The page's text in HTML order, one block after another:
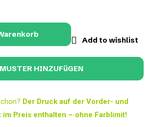
Add to wishlist
Der Druck auf der Vorder- und
im Preis enthalten – ohne Farblimit!